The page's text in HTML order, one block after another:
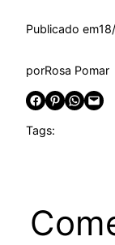
Publicado em
porRosa Pomar
Share on Facebook Share on Pinterest Share on WhatsApp Email this Page
Tags: